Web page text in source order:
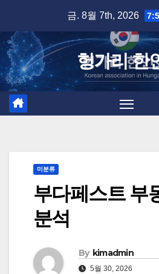
content
금. 8월 7th, 2026
헝가리 한
미분류
부다페스트 부
분석
By kimadmin
5월 30, 2026